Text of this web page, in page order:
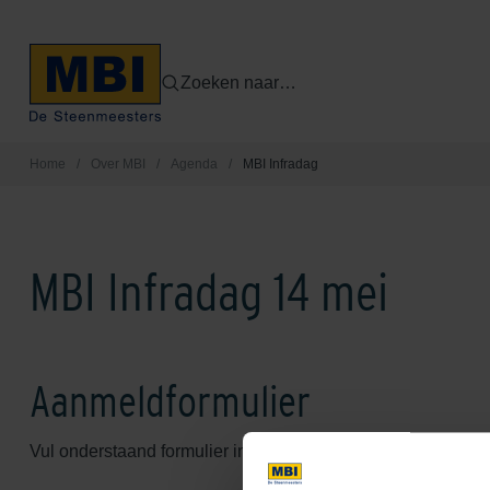
Zoeken naar…
Home / Over MBI / Agenda / MBI Infradag
MBI Infradag 14 mei
Aanmeldformulier
Vul onderstaand formulier in, dan ontvang je van ons zo